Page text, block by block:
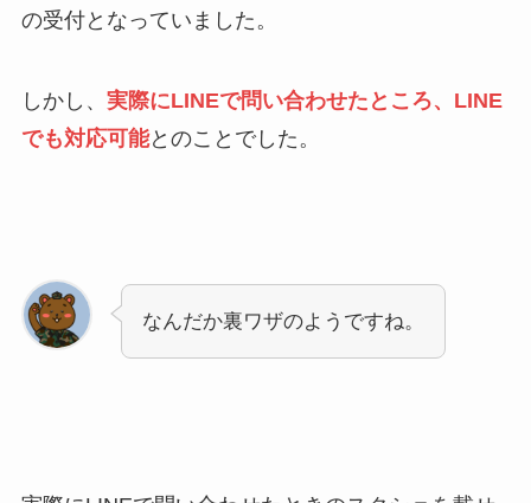
の受付となっていました。
しかし、 実際にLINEで問い合わせたところ、LINE
でも対応可能とのことでした。
なんだか裏ワザのようですね。